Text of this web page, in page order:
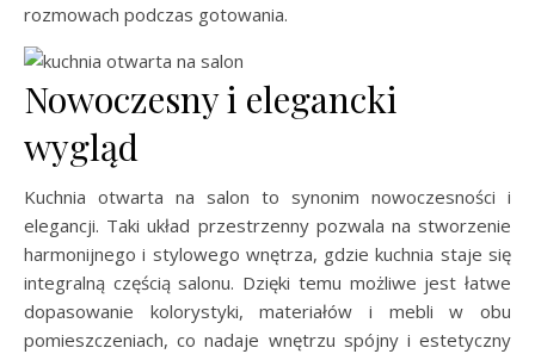
rozmowach podczas gotowania.
Nowoczesny i elegancki
wygląd
Kuchnia otwarta na salon to synonim nowoczesności i
elegancji. Taki układ przestrzenny pozwala na stworzenie
harmonijnego i stylowego wnętrza, gdzie kuchnia staje się
integralną częścią salonu. Dzięki temu możliwe jest łatwe
dopasowanie kolorystyki, materiałów i mebli w obu
pomieszczeniach, co nadaje wnętrzu spójny i estetyczny